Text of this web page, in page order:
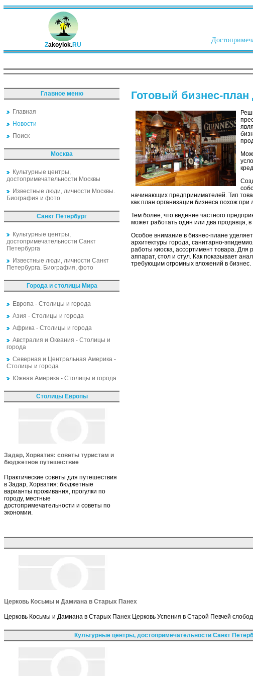
Zakoylok.RU
Главное меню
Главная
Новости
Поиск
Москва
Культурные центры,
достопримечательности Москвы
Известные люди, личности Москвы.
Биография и фото
Санкт Петербург
Культурные центры,
достопримечательности Санкт
Петербурга
Известные люди, личности Санкт
Петербурга. Биография, фото
Города и столицы Мира
Европа - Столицы и города
Азия - Столицы и города
Африка - Столицы и города
Австралия и Океания - Столицы и
города
Северная и Центральная Америка -
Столицы и города
Южная Америка - Столицы и города
Столицы Европы
Задар, Хорватия: советы туристам и
бюджетное путешествие
Практические советы для путешествия
в Задар, Хорватия: бюджетные
варианты проживания, прогулки по
городу, местные
достопримечательности и советы по
экономии.
Готовый бизнес-план
начинающих предпринимателей. Тип
как план организации бизнеса похож
Тем более, что ведение частного
может работать один или два продавца,
Особое внимание в бизнес-плане
архитектуры города, санитарно-
работы киоска, ассортимент товара. Для
аппарат, стол и стул. Как показывает
требующим огромных вложений в бизнес.
Церковь Косьмы и Дамиана в Старых Панех
Церковь Косьмы и Дамиана в Старых Панех Церковь Успения в Старой Певчей
Культурные центры, достопримечательности Санкт